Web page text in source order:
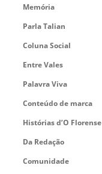
Memória
Parla Talian
Coluna Social
Entre Vales
Palavra Viva
Conteúdo de marca
Histórias d’O Florense
Da Redação
Comunidade